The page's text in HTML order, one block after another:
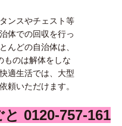
ンスやチェスト等
体での回収を行っ
んどの自治体は、
ものは解体をしな
適生活では、大型
頼いただけます。
0120-757-161